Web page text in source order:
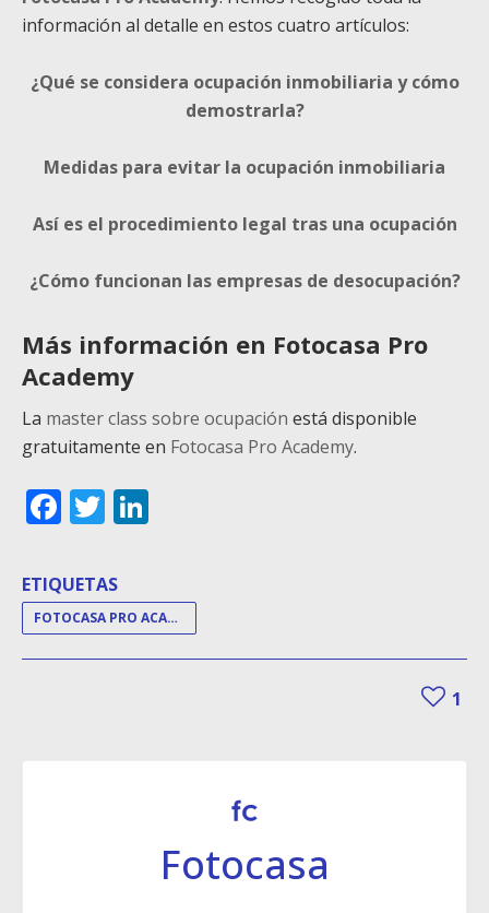
información al detalle en estos cuatro artículos:
¿Qué se considera ocupación inmobiliaria y cómo
demostrarla?
Medidas para evitar la ocupación inmobiliaria
Así es el procedimiento legal tras una ocupación
¿Cómo funcionan las empresas de desocupación?
Más información en Fotocasa Pro
Academy
La master class sobre ocupación está disponible
gratuitamente en Fotocasa Pro Academy.
Facebook
Twitter
ETIQUETAS
FOTOCASA PRO ACADEMY
1
Fotocasa